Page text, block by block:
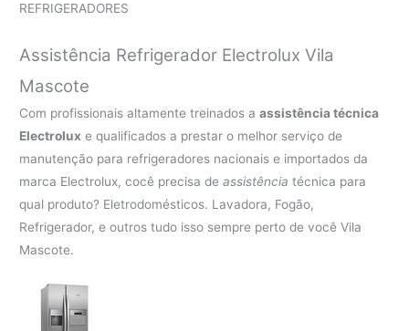
REFRIGERADORES
Assistência Refrigerador Electrolux Vila
Mascote
Com profissionais altamente treinados aassistência técnica
Electrolux e qualificados a prestar o melhor serviço de
manutenção para refrigeradores nacionais e importados da
marca Electrolux, cocê precisa deassistência técnica para
qual produto? Eletrodomésticos. Lavadora, Fogão,
Refrigerador, e outros tudo isso sempre perto de você Vila
Mascote.